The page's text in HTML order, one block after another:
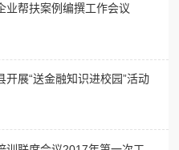
业帮扶案例编撰工作会议
展“送金融知识进校园”活动